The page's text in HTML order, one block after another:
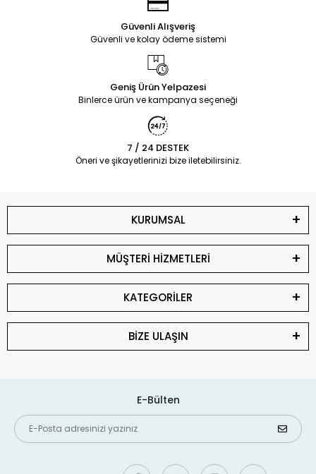
Güvenli Alışveriş
Güvenli ve kolay ödeme sistemi
Geniş Ürün Yelpazesi
Binlerce ürün ve kampanya seçeneği
7 / 24 DESTEK
Öneri ve şikayetlerinizi bize iletebilirsiniz.
KURUMSAL
MÜŞTERİ HİZMETLERİ
KATEGORİLER
BİZE ULAŞIN
E-Bülten